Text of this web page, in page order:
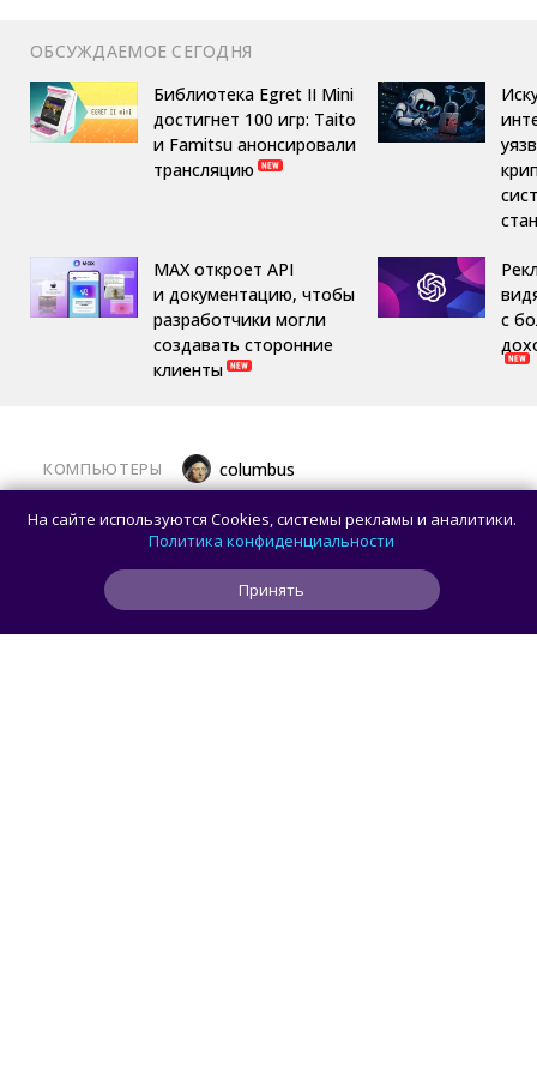
ОБСУЖДАЕМОЕ СЕГОДНЯ
Библиотека Egret II Mini
достигнет 100 игр: Taito
и Famitsu анонсировали
трансляцию
MAX откроет API
и документацию, чтобы
разработчики могли
создавать сторонние
клиенты
с
КОМПЬЮТЕРЫ columbus
лучшие игровые сборки от 59 100 рублей
На сайте используются Cookies, системы рекламы и аналитики.
Политика конфиденциальности
Принять